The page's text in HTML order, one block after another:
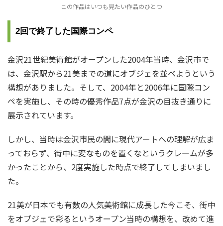
この作品はいつも見たい作品のひとつ
2回で終了した国際コンペ
金沢21世紀美術館がオープンした2004年当時、金沢市で
は、金沢駅から21美までの道にオブジェを並べようという
構想がありました。そして、2004年と2006年に国際コン
ペを実施し、その時の優秀作品7点が金沢の目抜き通りに
展示されています。
しかし、当時は金沢市民の間に現代アートへの理解が広ま
っておらず、街中に変なものを置くなというクレームが多
かったことから、2度実施した時点で終了してしまいまし
た。
21美が日本でも有数の人気美術館に成長した今こそ、街中
をオブジェで彩るというオープン当時の構想を、改めて進